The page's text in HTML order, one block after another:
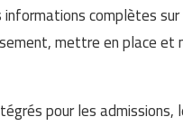
complètes
mettre en place et
pour les